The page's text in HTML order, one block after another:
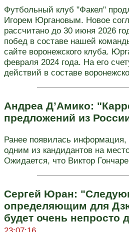
Футбольный клуб "Факел"
Игорем Юргановым. Новое
рассчитано до 30 июня 2026
побед в составе нашей
сайте воронежского клуба.
февраля 2024 года. На его
действий в составе
Андреа Д’Амико:
предложений из
Ранее появилась информация,
одним из кандидантов на
Ожидается, что Виктор
Сергей Юран:
определяющим для
будет очень непросто